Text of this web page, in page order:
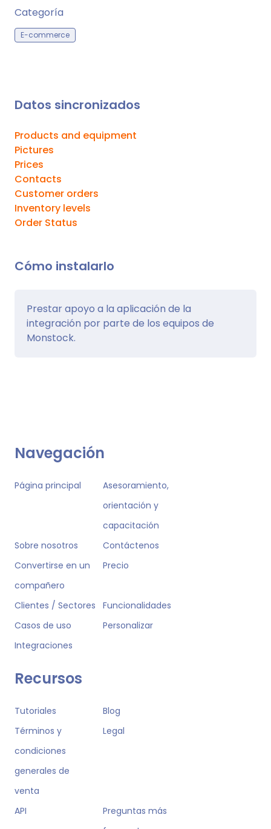
Categoría
E-commerce
Datos sincronizados
Products and equipment
Pictures
Prices
Contacts
Customer orders
Inventory levels
Order Status
Cómo instalarlo
Prestar apoyo a la aplicación de la
integración por parte de los equipos de
Monstock.
Navegación
Página principal
Asesoramiento,
orientación y
capacitación
Sobre nosotros
Contáctenos
Convertirse en un
compañero
Precio
Clientes / Sectores
Funcionalidades
Casos de uso
Personalizar
Integraciones
Recursos
Tutoriales
Blog
Términos y
condiciones
generales de
venta
Legal
API
Preguntas más